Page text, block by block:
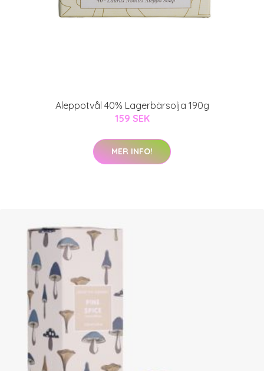
Aleppotvål 40% Lagerbärsolja 190g
159 SEK
MER INFO!